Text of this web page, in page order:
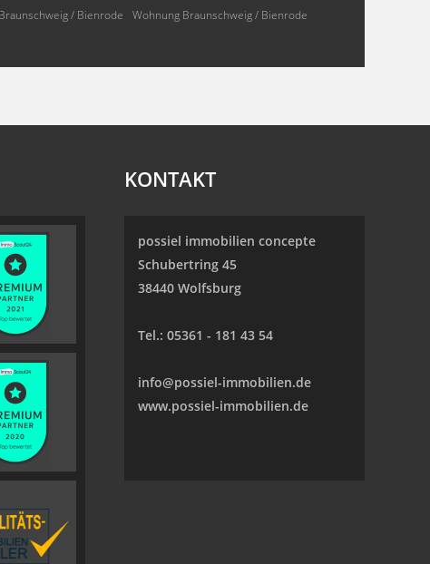
/ Bienrode
Wohnung Braunschweig / Bienrode
KONTAKT
possiel immobilien concepte
Schubertring 45
38440 Wolfsburg
Tel.: 05361 - 181 43 54
info@possiel-immobilien.de
www.possiel-immobilien.de